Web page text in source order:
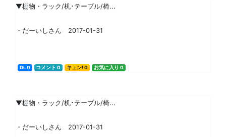
▼棚物・ラック/机･テーブル/椅...
・だーいしさん 2017-01-31
DL 0 コメント 0 キュン! 0 お気に入り 0
▼棚物・ラック/机･テーブル/椅...
・だーいしさん 2017-01-31